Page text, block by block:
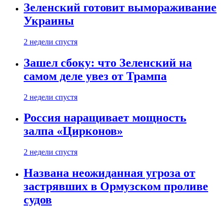
Зеленский готовит вымораживание
Украины
2 недели спустя
Зашел сбоку: что Зеленский на
самом деле увез от Трампа
2 недели спустя
Россия наращивает мощность
залпа «Цирконов»
2 недели спустя
Названа неожиданная угроза от
застрявших в Ормузском проливе
судов